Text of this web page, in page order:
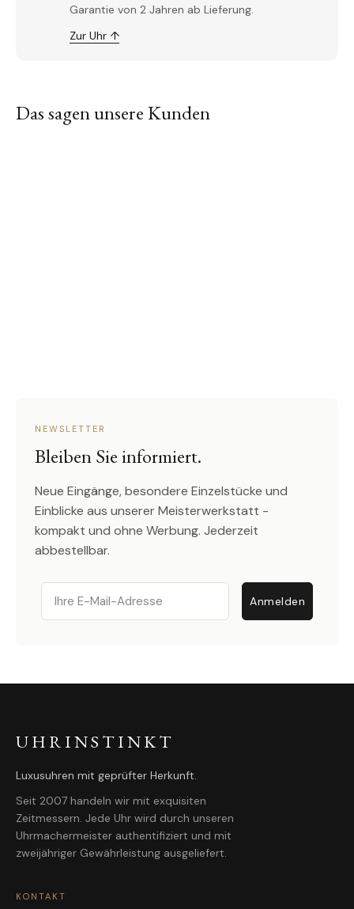
Garantie von 2 Jahren ab Lieferung.
Zur Uhr ↑
Das sagen unsere Kunden
NEWSLETTER
Bleiben Sie informiert.
Neue Eingänge, besondere Einzelstücke und
Einblicke aus unserer Meisterwerkstatt -
kompakt und ohne Werbung. Jederzeit
abbestellbar.
Email
Anmelden
UHRINSTINKT
Luxusuhren mit geprüfter Herkunft.
Seit 2007 handeln wir mit exquisiten
Zeitmessern. Jede Uhr wird durch unseren
Uhrmachermeister authentifiziert und mit
zweijähriger Gewährleistung ausgeliefert.
KONTAKT